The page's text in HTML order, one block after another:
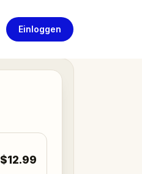
Einloggen
$12.99